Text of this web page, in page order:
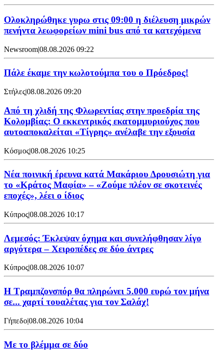
Ολοκληρώθηκε γυρω στις 09:00 η διέλευση μικρών
πενήντα λεωφορείων mini bus από τα κατεχόμενα
Newsroom|08.08.2026 09:22
Πάλε έκαμε την κωλοτούμπα του ο Πρόεδρος!
Στήλες|08.08.2026 09:20
Από τη χλιδή της Φλωρεντίας στην προεδρία της
Κολομβίας: Ο εκκεντρικός εκατομμυριούχος που
αυτοαποκαλείται «Τίγρης» ανέλαβε την εξουσία
Κόσμος|08.08.2026 10:25
Νέα ποινική έρευνα κατά Μακάριου Δρουσιώτη για
το «Κράτος Μαφία» – «Ζούμε πλέον σε σκοτεινές
εποχές», λέει ο ίδιος
Κύπρος|08.08.2026 10:17
Λεμεσός: Έκλεψαν όχημα και συνελήφθησαν λίγο
αργότερα – Χειροπέδες σε δύο άντρες
Κύπρος|08.08.2026 10:07
Η Τραμπζονσπόρ θα πληρώνει 5.000 ευρώ τον μήνα
σε... χαρτί τουαλέτας για τον Σαλάχ!
Γήπεδο|08.08.2026 10:04
Με το βλέμμα σε δύο